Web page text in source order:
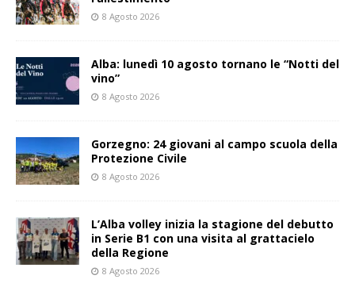
8 Agosto 2026
Alba: lunedì 10 agosto tornano le “Notti del
vino”
8 Agosto 2026
Gorzegno: 24 giovani al campo scuola della
Protezione Civile
8 Agosto 2026
L’Alba volley inizia la stagione del debutto
in Serie B1 con una visita al grattacielo
della Regione
8 Agosto 2026